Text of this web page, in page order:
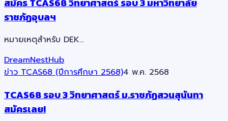
ราชภัฏอุบลฯ
หมายเหตุสำหรับ DEK…
DreamNestHub
ข่าว TCAS68 (ปีการศึกษา 2568)4 พ.ค. 2568
TCAS68 รอบ 3 วิทยาศาสตร์ ม.ราชภัฏสวนสุนันทา
สมัครเลย!